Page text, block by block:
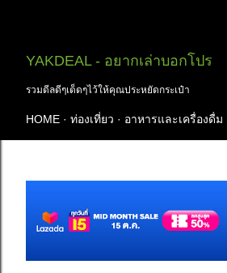
YAKDEAL - อยากเล่าบอกโปร
รวมดีลดีๆเด็ดๆไว้ให้คุณประหยัดกระเป๋า
HOME ท่องเที่ยว อาหารและเครื่องดื่ม